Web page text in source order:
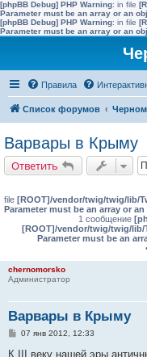
[phpBB Debug] PHP Warning: in file
Parameter must be an array or an
[phpBB Debug] PHP Warning: in file
Parameter must be an array or an
Правила
Список форумов
Варвары в Крыму
Ответить
file [ROOT]/vendor/twig/twig/lib/
Parameter must be an array or
1 сообщение
[ROOT]/vendor/twig/twig/lib/
Parameter must be an
chernomorsko
Администратор
Варвары в Крыму
С
о
07 янв 2012, 12:33
К III веку нашей эры